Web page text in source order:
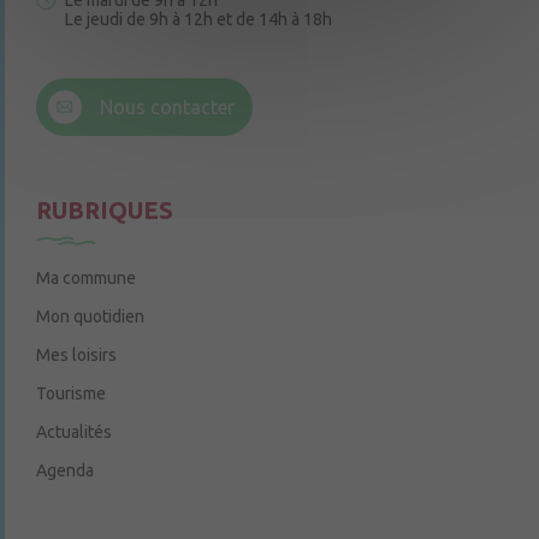
Le jeudi de 9h à 12h et de 14h à 18h
Nous contacter
RUBRIQUES
Ma commune
Mon quotidien
Mes loisirs
Tourisme
Actualités
Agenda